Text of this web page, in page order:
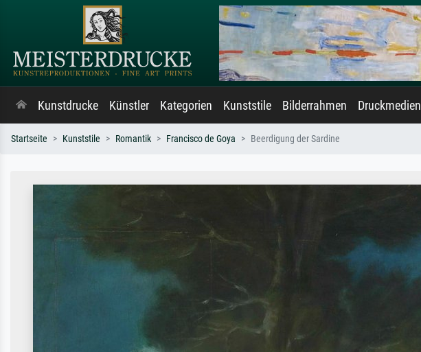
Kunstdrucke Künstler Kategorien Kunststile Bilderrahmen Druckmedien
Startseite Kunststile Romantik Francisco de Goya Beerdigung der Sardine